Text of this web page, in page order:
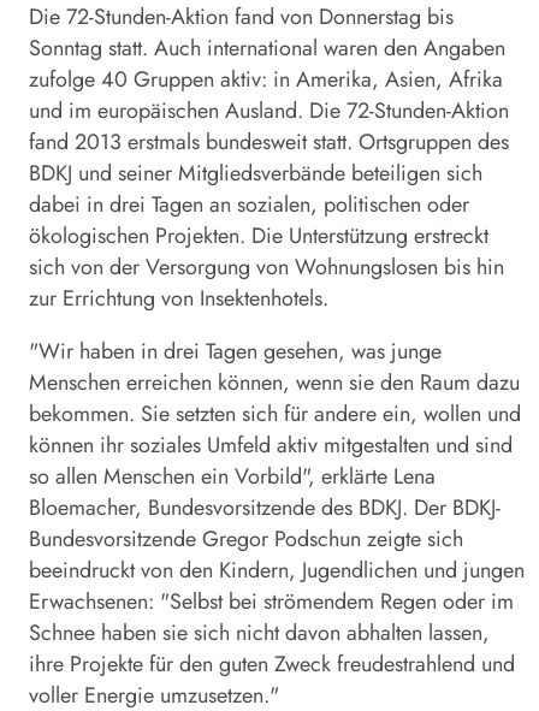
Die 72-Stunden-Aktion fand von Donnerstag bis
Sonntag statt. Auch international waren den Angaben
zufolge 40 Gruppen aktiv: in Amerika, Asien, Afrika
und im europäischen Ausland. Die 72-Stunden-Aktion
fand 2013 erstmals bundesweit statt. Ortsgruppen des
BDKJ und seiner Mitgliedsverbände beteiligen sich
dabei in drei Tagen an sozialen, politischen oder
ökologischen Projekten. Die Unterstützung erstreckt
sich von der Versorgung von Wohnungslosen bis hin
zur Errichtung von Insektenhotels.
"Wir haben in drei Tagen gesehen, was junge
Menschen erreichen können, wenn sie den Raum dazu
bekommen. Sie setzten sich für andere ein, wollen und
können ihr soziales Umfeld aktiv mitgestalten und sind
so allen Menschen ein Vorbild", erklärte Lena
Bloemacher, Bundesvorsitzende des BDKJ. Der BDKJ-
Bundesvorsitzende Gregor Podschun zeigte sich
beeindruckt von den Kindern, Jugendlichen und jungen
Erwachsenen: "Selbst bei strömendem Regen oder im
Schnee haben sie sich nicht davon abhalten lassen,
ihre Projekte für den guten Zweck freudestrahlend und
voller Energie umzusetzen."